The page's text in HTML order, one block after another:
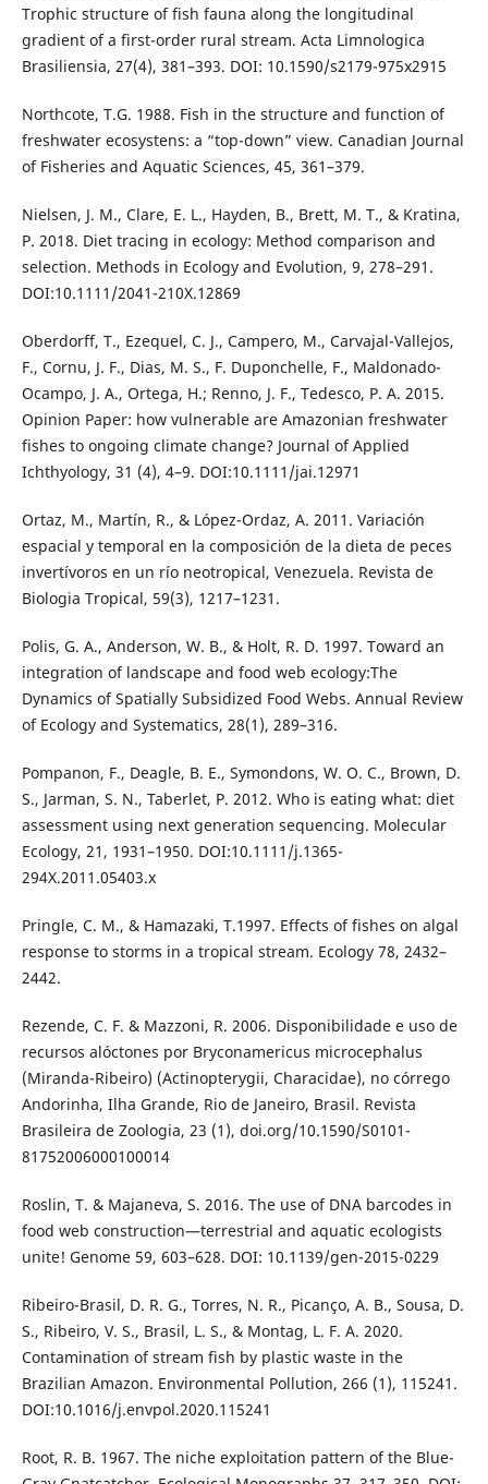
Trophic structure of fish fauna along the longitudinal
gradient of a first-order rural stream. Acta Limnologica
Brasiliensia, 27(4), 381–393. DOI: 10.1590/s2179-975x2915
Northcote, T.G. 1988. Fish in the structure and function of
freshwater ecosystens: a “top-down” view. Canadian Journal
of Fisheries and Aquatic Sciences, 45, 361–379.
Nielsen, J. M., Clare, E. L., Hayden, B., Brett, M. T., & Kratina,
P. 2018. Diet tracing in ecology: Method comparison and
selection. Methods in Ecology and Evolution, 9, 278–291.
DOI:10.1111/2041-210X.12869
Oberdorff, T., Ezequel, C. J., Campero, M., Carvajal-Vallejos,
F., Cornu, J. F., Dias, M. S., F. Duponchelle, F., Maldonado-
Ocampo, J. A., Ortega, H.; Renno, J. F., Tedesco, P. A. 2015.
Opinion Paper: how vulnerable are Amazonian freshwater
fishes to ongoing climate change? Journal of Applied
Ichthyology, 31 (4), 4–9. DOI:10.1111/jai.12971
Ortaz, M., Martín, R., & López-Ordaz, A. 2011. Variación
espacial y temporal en la composición de la dieta de peces
invertívoros en un río neotropical, Venezuela. Revista de
Biologia Tropical, 59(3), 1217–1231.
Polis, G. A., Anderson, W. B., & Holt, R. D. 1997. Toward an
integration of landscape and food web ecology:The
Dynamics of Spatially Subsidized Food Webs. Annual Review
of Ecology and Systematics, 28(1), 289–316.
Pompanon, F., Deagle, B. E., Symondons, W. O. C., Brown, D.
S., Jarman, S. N., Taberlet, P. 2012. Who is eating what: diet
assessment using next generation sequencing. Molecular
Ecology, 21, 1931–1950. DOI:10.1111/j.1365-
294X.2011.05403.x
Pringle, C. M., & Hamazaki, T.1997. Effects of fishes on algal
response to storms in a tropical stream. Ecology 78, 2432–
2442.
Rezende, C. F. & Mazzoni, R. 2006. Disponibilidade e uso de
recursos alóctones por Bryconamericus microcephalus
(Miranda-Ribeiro) (Actinopterygii, Characidae), no córrego
Andorinha, Ilha Grande, Rio de Janeiro, Brasil. Revista
Brasileira de Zoologia, 23 (1), doi.org/10.1590/S0101-
81752006000100014
Roslin, T. & Majaneva, S. 2016. The use of DNA barcodes in
food web construction—terrestrial and aquatic ecologists
unite! Genome 59, 603–628. DOI: 10.1139/gen-2015-0229
Ribeiro-Brasil, D. R. G., Torres, N. R., Picanço, A. B., Sousa, D.
S., Ribeiro, V. S., Brasil, L. S., & Montag, L. F. A. 2020.
Contamination of stream fish by plastic waste in the
Brazilian Amazon. Environmental Pollution, 266 (1), 115241.
DOI:10.1016/j.envpol.2020.115241
Root, R. B. 1967. The niche exploitation pattern of the Blue-